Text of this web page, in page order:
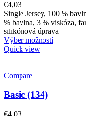
€4,03
Single Jersey, 100 %
% bavlna, 3 % viskóza,
silikónová úprava
Výber možností
Quick view
Compare
Basic (134)
€4,03